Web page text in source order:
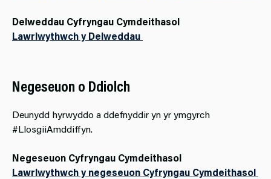
Delweddau Cyfryngau Cymdeithasol
Lawrlwythwch y Delweddau
Negeseuon o Ddiolch
Deunydd hyrwyddo a ddefnyddir yn yr ymgyrch
#LlosgiiAmddiffyn.
Negeseuon Cyfryngau Cymdeithasol
Lawrlwythwch y negeseuon Cyfryngau Cymdeithasol